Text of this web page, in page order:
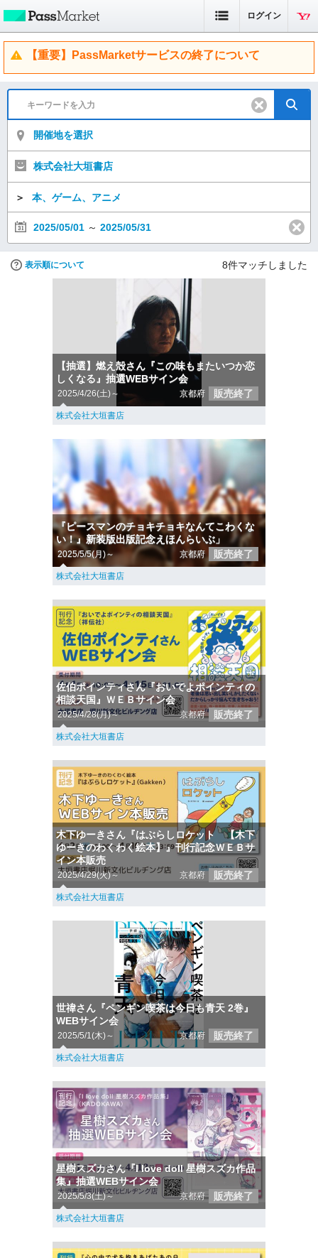
ログイン
【重要】PassMarketサービスの終了について
開催地を選択
株式会社大垣書店
＞ 本、ゲーム、アニメ
2025/05/01 ～ 2025/05/31
表示順について 8件マッチしました
【抽選】燃え殻さん『この味もまたいつか恋
しくなる』抽選WEBサイン会
2025/4/26(土)～ 京都府 販売終了
株式会社大垣書店
『ピースマンのチョキチョキなんてこわくな
い！』新装版出版記念えほんらいぶ」
2025/5/5(月)～ 京都府 販売終了
株式会社大垣書店
佐伯ポインティさん『おいでよポインティの
相談天国』ＷＥＢサイン会
2025/4/28(月)～ 京都府 販売終了
株式会社大垣書店
木下ゆーきさん『はぶらしロケット 【木下
ゆーきのわくわく絵本】』刊行記念ＷＥＢサ
イン本販売
2025/4/29(火)～ 京都府 販売終了
株式会社大垣書店
世禕さん『ペンギン喫茶は今日も青天 2巻』
WEBサイン会
2025/5/1(木)～ 京都府 販売終了
株式会社大垣書店
星樹スズカさん『I love doll 星樹スズカ作品
集』抽選WEBサイン会
2025/5/3(土)～ 京都府 販売終了
株式会社大垣書店